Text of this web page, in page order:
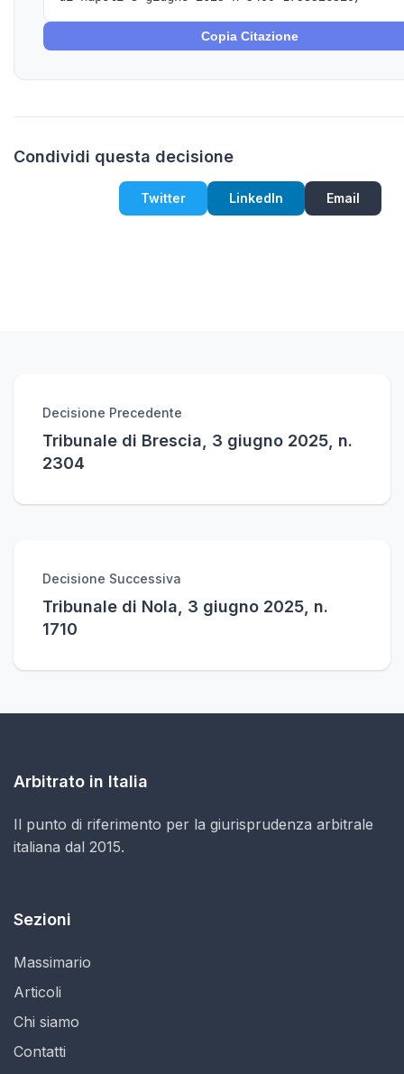
Copia Citazione
Condividi questa decisione
Twitter LinkedIn Email
Decisione Precedente
Tribunale di Brescia, 3 giugno 2025, n.
2304
Decisione Successiva
Tribunale di Nola, 3 giugno 2025, n.
1710
Arbitrato in Italia
Il punto di riferimento per la giurisprudenza arbitrale
italiana dal 2015.
Sezioni
Massimario
Articoli
Chi siamo
Contatti